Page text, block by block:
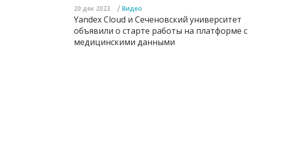
20 дек 2023 / Видео
Yandex Cloud и Сеченовский университет
объявили о старте работы на платформе с
медицинскими данными